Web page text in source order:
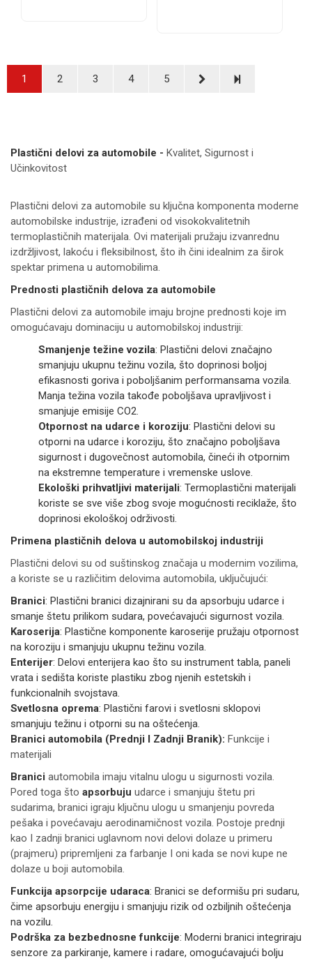
1 2 3 4 5
Plastični delovi za automobile - Kvalitet, Sigurnost i
Učinkovitost
Plastični delovi za automobile su ključna komponenta moderne
automobilske industrije, izrađeni od visokokvalitetnih
termoplastičnih materijala. Ovi materijali pružaju izvanrednu
izdržljivost, lakoću i fleksibilnost, što ih čini idealnim za širok
spektar primena u automobilima.
Prednosti plastičnih delova za automobile
Plastični delovi za automobile imaju brojne prednosti koje im
omogućavaju dominaciju u automobilskoj industriji:
Smanjenje težine vozila: Plastični delovi značajno
smanjuju ukupnu težinu vozila, što doprinosi boljoj
efikasnosti goriva i poboljšanim performansama vozila.
Manja težina vozila takođe poboljšava upravljivost i
smanjuje emisije CO2.
Otpornost na udarce i koroziju: Plastični delovi su
otporni na udarce i koroziju, što značajno poboljšava
sigurnost i dugovečnost automobila, čineći ih otpornim
na ekstremne temperature i vremenske uslove.
Ekološki prihvatljivi materijali: Termoplastični materijali
koriste se sve više zbog svoje mogućnosti reciklaže, što
doprinosi ekološkoj održivosti.
Primena plastičnih delova u automobilskoj industriji
Plastični delovi su od suštinskog značaja u modernim vozilima,
a koriste se u različitim delovima automobila, uključujući:
Branici: Plastični branici dizajnirani su da apsorbuju udarce i
smanje štetu prilikom sudara, povećavajući sigurnost vozila.
Karoserija: Plastične komponente karoserije pružaju otpornost
na koroziju i smanjuju ukupnu težinu vozila.
Enterijer: Delovi enterijera kao što su instrument tabla, paneli
vrata i sedišta koriste plastiku zbog njenih estetskih i
funkcionalnih svojstava.
Svetlosna oprema: Plastični farovi i svetlosni sklopovi
smanjuju težinu i otporni su na oštećenja.
Branici automobila (Prednji I Zadnji Branik): Funkcije i
materijali
Branici automobila imaju vitalnu ulogu u sigurnosti vozila.
Pored toga što apsorbuju udarce i smanjuju štetu pri
sudarima, branici igraju ključnu ulogu u smanjenju povreda
pešaka i povećavaju aerodinamičnost vozila. Postoje prednji
kao I zadnji branici uglavnom novi delovi dolaze u primeru
(prajmeru) pripremljeni za farbanje I oni kada se novi kupe ne
dolaze u boji automobila.
Funkcija apsorpcije udaraca: Branici se deformišu pri sudaru,
čime apsorbuju energiju i smanjuju rizik od ozbiljnih oštećenja
na vozilu.
Podrška za bezbednosne funkcije: Moderni branici integriraju
senzore za parkiranje, kamere i radare, omogućavajući bolju